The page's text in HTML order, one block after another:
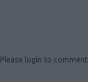
Please login to comment